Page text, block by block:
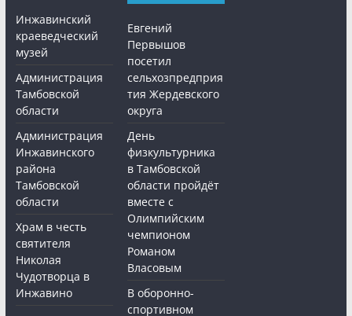
Инжавинский
краеведческий
музей
Администрация
Тамбовской
области
Администрация
Инжавинского
района
Тамбовской
области
Храм в честь
святителя
Николая
Чудотворца в
Инжавино
Евгений
Первышов
посетил
сельхозпредприя
тия Жердевского
округа
День
физкультурника
в Тамбовской
области пройдёт
вместе с
Олимпийским
чемпионом
Романом
Власовым
В оборонно-
спортивном